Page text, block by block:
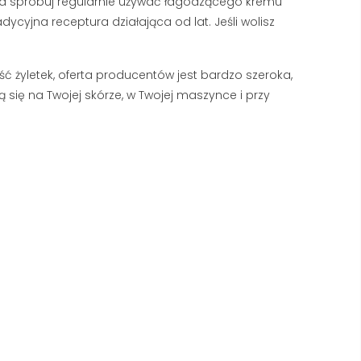
receptura działająca od lat. Jeśli wolisz
żyletek, oferta producentów jest bardzo szeroka,
na Twojej skórze, w Twojej maszynce i przy